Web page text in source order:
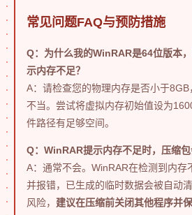
常见问题FAQ与预防措施
Q：为什么我的WinRAR是64位版本
示内存不足？
A：请检查您的物理内存是否小于
不当。尝试将虚拟内存初始值设为
件路径有足够空间。
Q：WinRAR提示内存不足时，压缩包
A：通常不会。WinRAR在检测到内存
并报错，已生成的临时数据会被自动
风险， 建议在压缩前关闭其他程序并